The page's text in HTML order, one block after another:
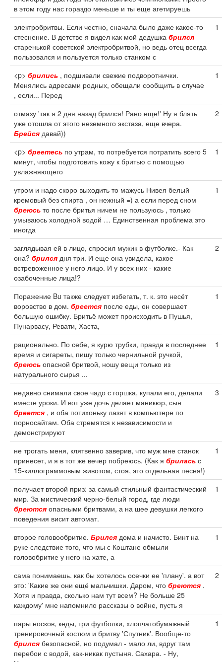
в этом году нас гораздо меньше и ты еще агетируешь
электробритвы. Если честно, сначала было даже какое-то
стеснение. В детстве я видел как мой дедушка брился
старенькой советской электробритвой, но ведь отец всегда
пользовался и пользуется только станком с
1
<p> брились , подшивали свежие подворотнички.
Менялись адресами родных, обещали сообщить в случае
, если... Перед
1
отмазу 'так я 2 дня назад брился! Рано еще!' Ну я блять
уже отошла от этого неземного экстаза, еще вчера.
Брейся давай))
2
<p> бреетесь по утрам, то потребуется потратить всего 5
минут, чтобы подготовить кожу к бритью с помощью
увлажняющего
1
утром и надо скоро выходить то мажусь Нивея белый
кремовый без спирта , он нежный =) а если перед сном
бреюсь то после бритья ничем не пользуюсь , только
умываюсь холодной водой … Единственная проблема это
иногда
1
заглядывая ей в лицо, спросил мужик в футболке.- Как
она? брился дня три. И еще она увидела, какое
встревоженное у него лицо. И у всех них - какие
озабоченные лица!?
2
Поражение Bu также следует избегать, т. к. это несёт
воровство в дом. бреется после еды, он совершает
большую ошибку. Бритьё может происходить в Пушья,
Пунарвасу, Ревати, Хаста,
1
рационально. По себе, я курю трубки, правда в последнее
время и сигареты, пишу только чернильной ручкой,
бреюсь опасной бритвой, ношу вещи только из
натурального сырья ...
1
недавно снимали свое чадо с горшка, купали его, делали
вместе уроки. И вот уже дочь делает маникюр, сын
бреется , и оба потихоньку лазят в компьютере по
порносайтам. Оба стремятся к независимости и
демонстрируют
3
не трогать меня, клятвенно заверив, что муж мне станок
принесет, и я в тот же вечер побреюсь. (Как я брилась с
15-киллограммовым животом, стоя, это отдельная песня!)
1
получает второй приз: за самый стильный фантастический
мир. За мистический черно-белый город, где люди
бреются опасными бритвами, а на шее девушки легкого
поведения висит автомат.
1
второе головообритие. Брился дома и начисто. Бинт на
руке следствие того, что мы с Коштане обмыли
головобритие у него на хате, а
1
сама понимаешь. как бы хотелось осечки ее 'плану'. а вот
это: 'Какие же они ещё мальчишки. Даром, что бреются .
Хотя и правда, сколько нам тут всем? Не больше 25
каждому' мне напомнило рассказы о войне, пусть я
2
пары носков, кеды, три футболки, хлопчатобумажный
тренировочный костюм и бритву 'Спутник'. Вообще-то
брился безопасной, но подумал - мало ли, вдруг там
перебои с водой, как-никак пустыня. Сахара. - Ну,
1